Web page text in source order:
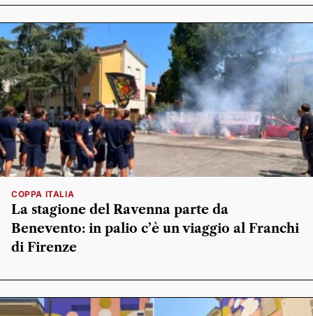
COPPA ITALIA
La stagione del Ravenna parte da
Benevento: in palio c’è un viaggio al Franchi
di Firenze